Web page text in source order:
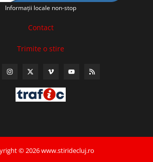
Informaţii locale non-stop
Contact
Trimite o stire
© 2026 www.stiridecluj.ro